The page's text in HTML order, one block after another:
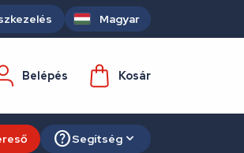
Magyar
Belépés Kosár
Segítség